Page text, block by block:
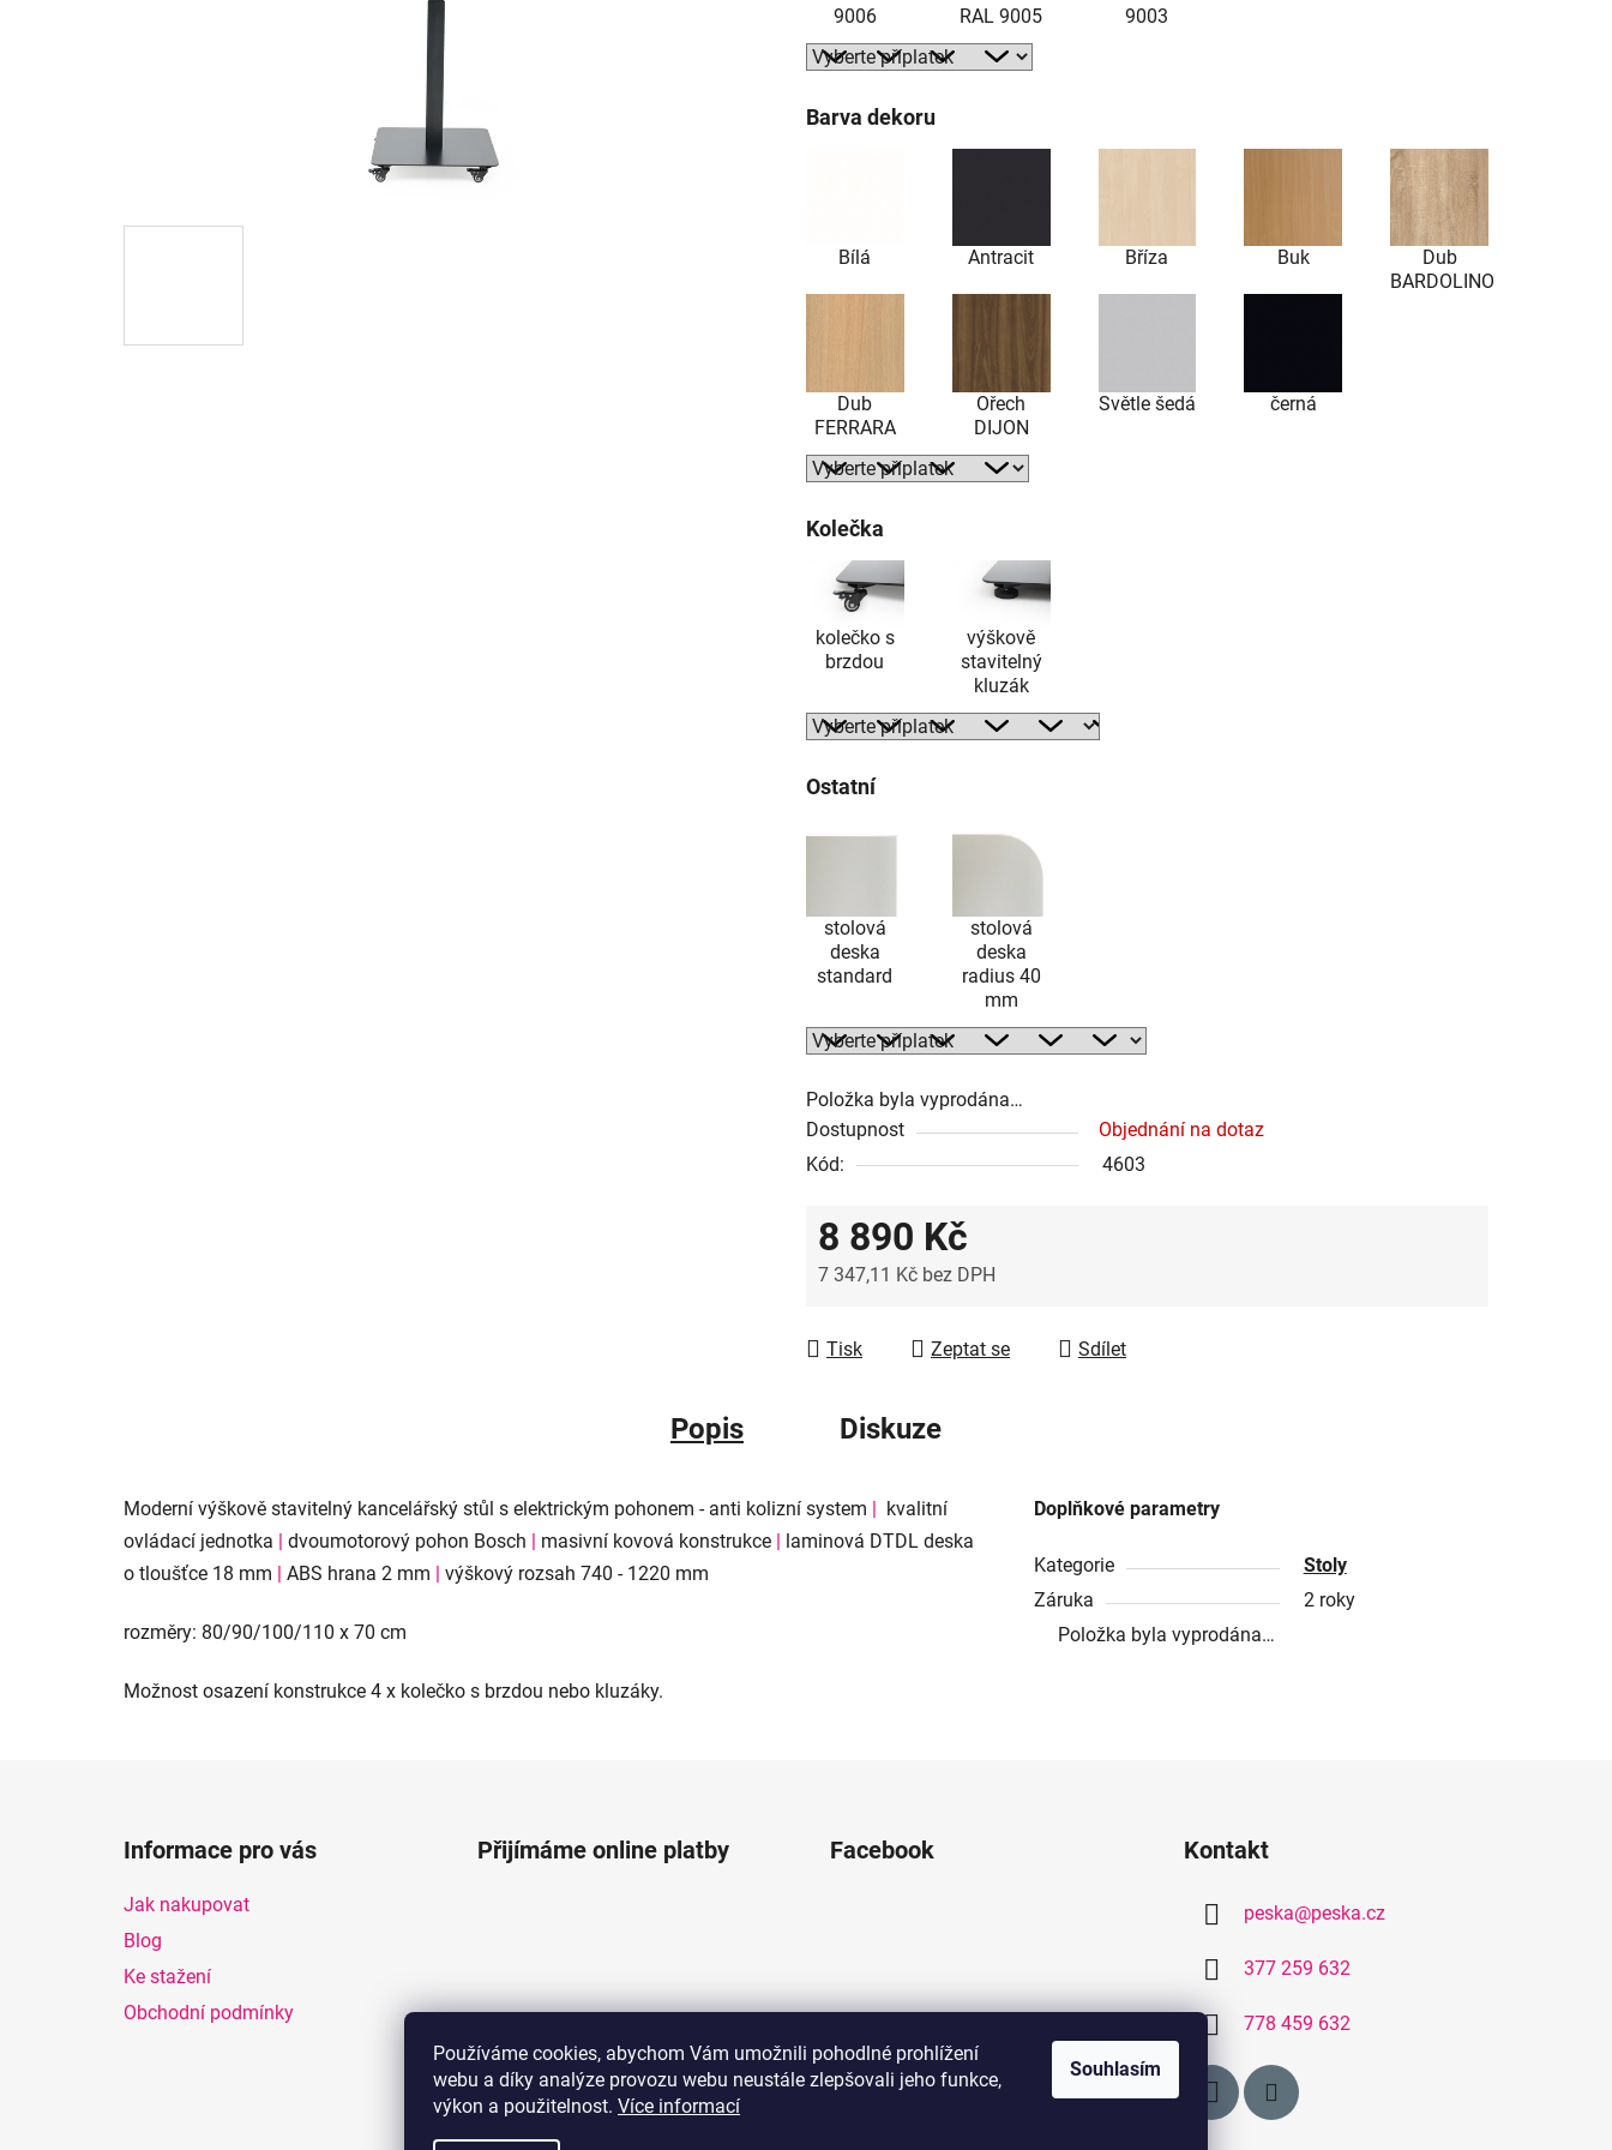
Používáme cookies, abychom Vám umožnili pohodlné prohlížení
webu a díky analýze provozu webu neustále zlepšovali jeho funkce,
výkon a použitelnost. Více informací
Souhlasím
9006
RAL 9005
9003
Barva dekoru
Bílá Antracit Bříza Buk
Dub
BARDOLINO
Dub
FERRARA
Ořech
DIJON
Světle šedá černá
Kolečka
kolečko s
brzdou
výškově
stavitelný
kluzák
Ostatní
stolová
deska
standard
stolová
deska
radius 40
mm
Položka byla vyprodána…
Dostupnost
Objednání na dotaz
Kód:
4603
8 890 Kč
7 347,11 Kč bez DPH
Tisk
Zeptat se Sdílet
Popis Diskuze
Moderní výškově stavitelný kancelářský stůl s elektrickým pohonem - anti kolizní system | kvalitní
ovládací jednotka | dvoumotorový pohon Bosch | masivní kovová konstrukce | laminová DTDL deska
o tloušťce 18 mm | ABS hrana 2 mm | výškový rozsah 740 - 1220 mm
rozměry: 80/90/100/110 x 70 cm
Možnost osazení konstrukce 4 x kolečko s brzdou nebo kluzáky.
Doplňkové parametry
Kategorie
Stoly
Záruka
2 roky
Položka byla vyprodána…
Informace pro vás
Jak nakupovat
Blog
Ke stažení
Obchodní podmínky
Přijímáme online platby Facebook Kontakt
peska@peska.cz
377 259 632
778 459 632